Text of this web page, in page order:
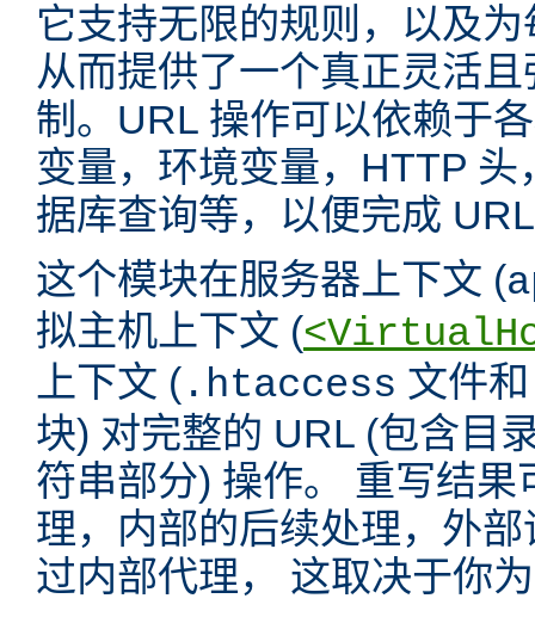
它支持无限的规则，以及
从而提供了一个真正灵活
制。URL 操作可以依赖于
变量，环境变量，HTTP
据库查询等，以便完成
这个模块在服务器上下文 (
拟主机上下文 (
上下文 ( .htaccess 文件
块) 对完整的 URL (包含目
符串部分) 操作。 重写结
理，内部的后续处理，外
过内部代理， 这取决于你